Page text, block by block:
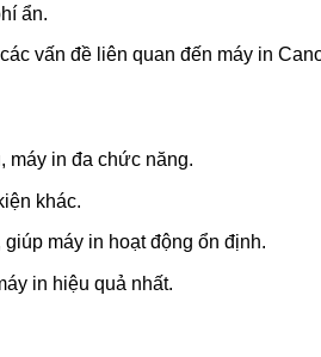
ẩn.
vấn đề liên quan đến máy in
máy in đa chức năng.
khác.
máy in hoạt động ổn định.
in hiệu quả nhất.